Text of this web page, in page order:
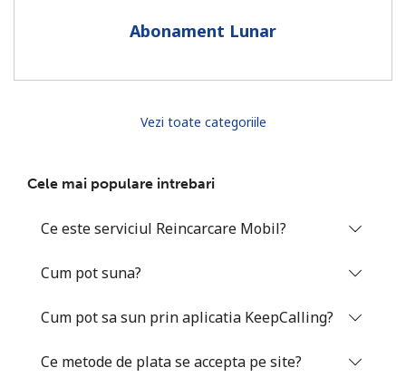
Abonament Lunar
Vezi toate categoriile
Cele mai populare intrebari
Ce este serviciul Reincarcare Mobil?
Cum pot suna?
Cum pot sa sun prin aplicatia KeepCalling?
Ce metode de plata se accepta pe site?